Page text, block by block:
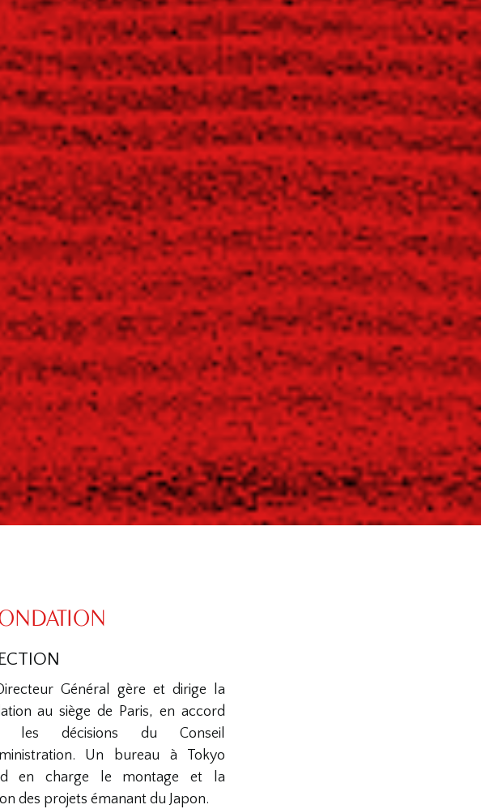
Général gère et dirige la
au siège de Paris, en accord
les décisions du Conseil
Un bureau à Tokyo
en charge le montage et la
des projets émanant du Japon.